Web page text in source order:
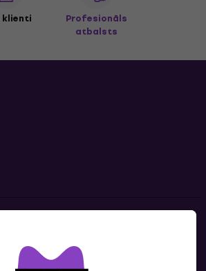
klienti
Profesionāls
atbalsts
Sazinies ar mums